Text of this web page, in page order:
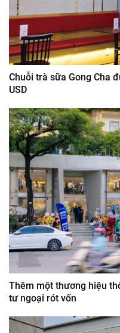
Chuỗi trà sữa Gong Cha
USD
Thêm một thương hiệu
tư ngoại rót vốn